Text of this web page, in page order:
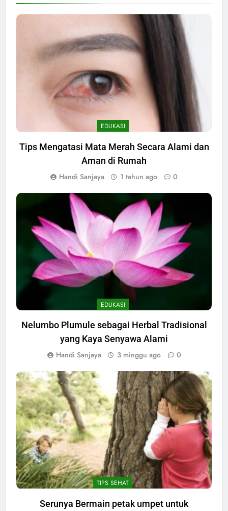
EDUKASI
Tips Mengatasi Mata Merah Secara Alami dan
Aman di Rumah
Handi Sanjaya 1 tahun ago 0
EDUKASI
Nelumbo Plumule sebagai Herbal Tradisional
yang Kaya Senyawa Alami
Handi Sanjaya 3 minggu ago 0
TIPS SEHAT
Serunya Bermain petak umpet untuk